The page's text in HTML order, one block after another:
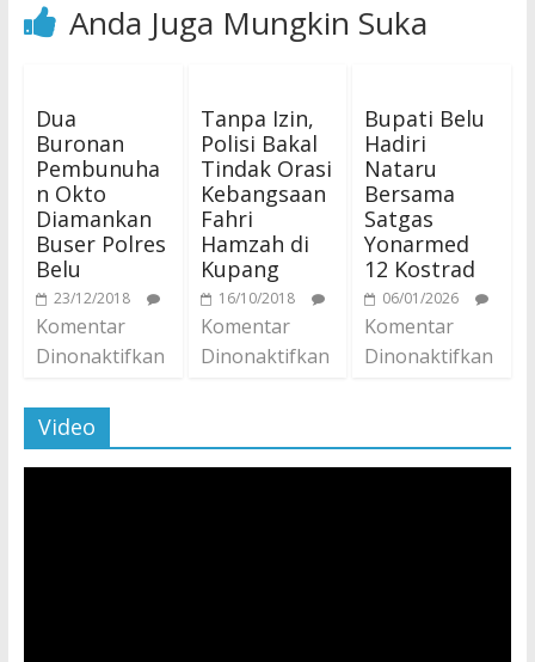
Anda Juga Mungkin Suka
Dua
Buronan
Pembunuha
n Okto
Diamankan
Buser Polres
Belu
23/12/2018
Komentar
Dinonaktifkan
Tanpa Izin,
Polisi Bakal
Tindak Orasi
Kebangsaan
Fahri
Hamzah di
Kupang
16/10/2018
Komentar
Dinonaktifkan
Bupati Belu
Hadiri
Nataru
Bersama
Satgas
Yonarmed
12 Kostrad
06/01/2026
Komentar
Dinonaktifkan
Video